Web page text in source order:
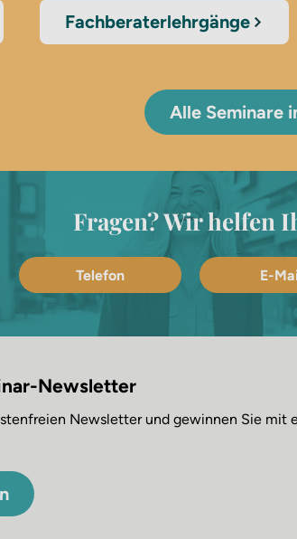
Fachberaterlehrgänge
Alle Seminare
Fragen? Wir helfen
Telefon E-
Newsletter
Newsletter und gewinnen Sie mit